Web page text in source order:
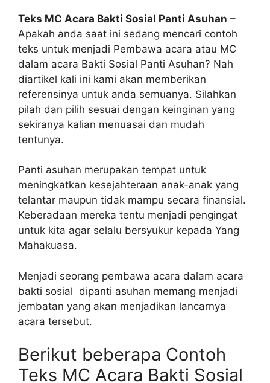
Teks MC Acara Bakti Sosial Panti Asuhan –
Apakah anda saat ini sedang mencari contoh
teks untuk menjadi Pembawa acara atau MC
dalam acara Bakti Sosial Panti Asuhan? Nah
diartikel kali ini kami akan memberikan
referensinya untuk anda semuanya. Silahkan
pilah dan pilih sesuai dengan keinginan yang
sekiranya kalian menuasai dan mudah
tentunya.
Panti asuhan merupakan tempat untuk
meningkatkan kesejahteraan anak-anak yang
telantar maupun tidak mampu secara finansial.
Keberadaan mereka tentu menjadi pengingat
untuk kita agar selalu bersyukur kepada Yang
Mahakuasa.
Menjadi seorang pembawa acara dalam acara
bakti sosial dipanti asuhan memang menjadi
jembatan yang akan menjadikan lancarnya
acara tersebut.
Berikut beberapa Contoh
Teks MC Acara Bakti Sosial